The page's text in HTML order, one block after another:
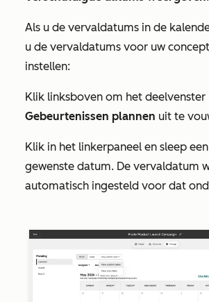
Als u de vervaldatums in de
u de vervaldatums voor uw
instellen:
Klik linksboven om het deelvenster
Gebeurtenissen plannen uit te
Klik in het linkerpaneel en sleep een
gewenste datum. De vervaldatum
automatisch ingesteld voor dat